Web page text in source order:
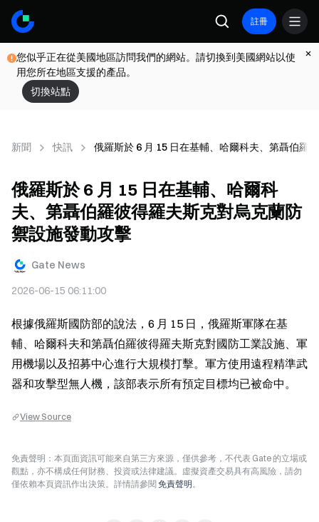
註冊
您似乎正在從美國地區訪問我們的網站。請切換到美國網站以使
用您所在地區支援的產品。
切換站點
新聞 快訊 俄羅斯於 6 月 15 日在基輔、哈爾科夫、第聶伯羅
俄羅斯於 6 月 15 日在基輔、哈爾科
夫、第聶伯羅彼得羅夫斯克對烏克蘭防
禦設施發動攻擊
Gate News
2026-06-15 06:11:00
根據俄羅斯國防部的說法，6 月 15 日，俄羅斯軍隊在基
輔、哈爾科夫和第聶伯羅彼得羅夫斯克對國防工業設施、軍
用機場以及招募中心進行大規模打擊。軍方使用遠程精準武
器和攻擊型無人機，該部表示所有預定目標均已被命中。
View Source
免責聲明：本頁面資訊可能來自第三方來源，僅供參考，不代表 Gate 的立場或
觀點，亦不構成任何財務、投資或法律建議。虛擬資產交易具有高風險，請勿
僅依賴本頁資訊作出決策。詳情請參閱 免責聲明。